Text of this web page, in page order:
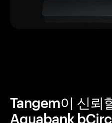
Tangem이 신뢰
Aquabank